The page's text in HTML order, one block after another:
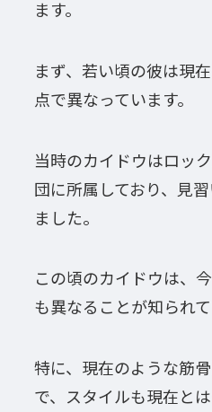
ます。
まず、若い頃の彼は現
点で異なっています。
当時のカイドウはロッ
団に所属しており、見
ました。
この頃のカイドウは、
も異なることが知られて
特に、現在のような筋
で、スタイルも現在と